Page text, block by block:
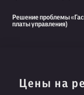
Решение проблемы
платы управления)
Цены на